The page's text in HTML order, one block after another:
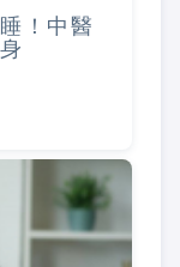
！中醫